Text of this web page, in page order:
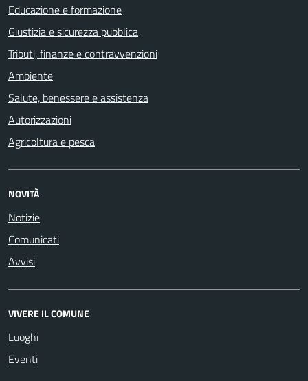
Educazione e formazione
Giustizia e sicurezza pubblica
Tributi, finanze e contravvenzioni
Ambiente
Salute, benessere e assistenza
Autorizzazioni
Agricoltura e pesca
NOVITÀ
Notizie
Comunicati
Avvisi
VIVERE IL COMUNE
Luoghi
Eventi